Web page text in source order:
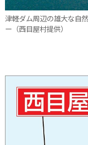
津軽ダム周辺の雄大な自
ー（西目屋村提供）